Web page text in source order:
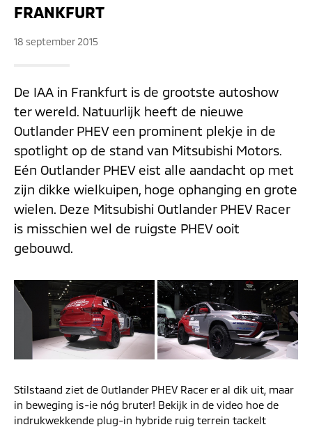
FRANKFURT
18 september 2015
De IAA in Frankfurt is de grootste autoshow
ter wereld. Natuurlijk heeft de nieuwe
Outlander PHEV een prominent plekje in de
spotlight op de stand van Mitsubishi Motors.
Eén Outlander PHEV eist alle aandacht op met
zijn dikke wielkuipen, hoge ophanging en grote
wielen. Deze Mitsubishi Outlander PHEV Racer
is misschien wel de ruigste PHEV ooit
gebouwd.
Stilstaand ziet de Outlander PHEV Racer er al dik uit, maar
in beweging is-ie nóg bruter! Bekijk in de video hoe de
indrukwekkende plug-in hybride ruig terrein tackelt